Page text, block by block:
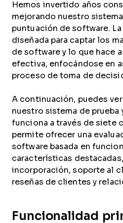
Hemos invertido años
mejorando nuestro
puntuación de software.
diseñada para captar los
de software y lo que hace
efectiva, enfocándose en
proceso de toma de
A continuación, puedes
nuestro sistema de prueba
funciona a través de siete
permite ofrecer una
software basada en
características
incorporación, soporte al
reseñas de clientes y
Funcionalidad